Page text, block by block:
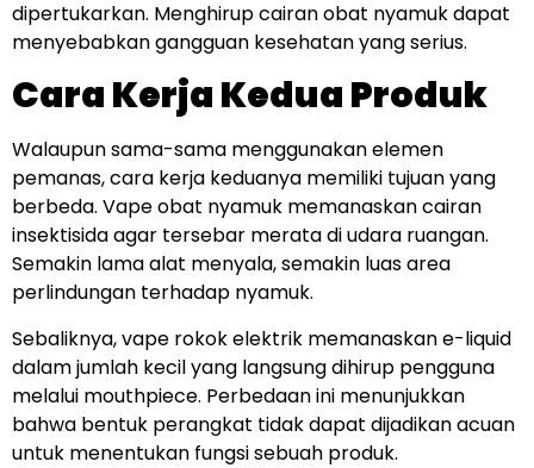
dipertukarkan. Menghirup cairan obat nyamuk dapat
menyebabkan gangguan kesehatan yang serius.
Cara Kerja Kedua Produk
Walaupun sama-sama menggunakan elemen
pemanas, cara kerja keduanya memiliki tujuan yang
berbeda. Vape obat nyamuk memanaskan cairan
insektisida agar tersebar merata di udara ruangan.
Semakin lama alat menyala, semakin luas area
perlindungan terhadap nyamuk.
Sebaliknya, vape rokok elektrik memanaskan e-liquid
dalam jumlah kecil yang langsung dihirup pengguna
melalui mouthpiece. Perbedaan ini menunjukkan
bahwa bentuk perangkat tidak dapat dijadikan acuan
untuk menentukan fungsi sebuah produk.